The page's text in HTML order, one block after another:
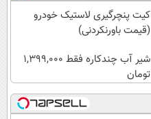
کیت پنچرگیری لاستیک خودرو
(قیمت باورنکردنی)
شیر آب چندکاره فقط 1,399,000
تومان